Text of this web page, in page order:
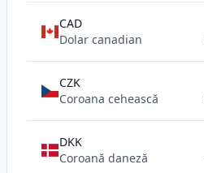
CAD
Dolar canadian
CZK
Coroana cehească
DKK
Coroană daneză